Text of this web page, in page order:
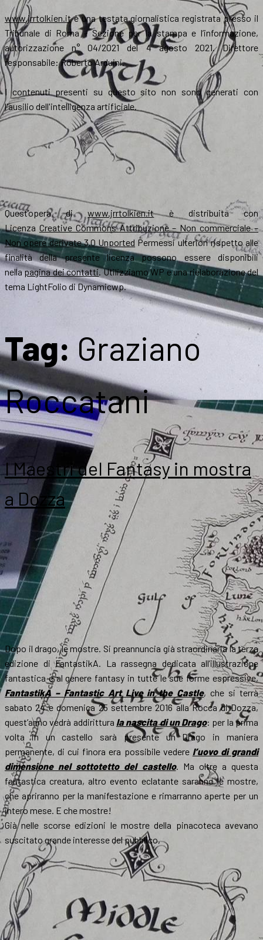
www.jrrtolkien.itè una testata giornalistica registrata presso il
Tribunale di Roma - Sezione per la stampa e l’informazione,
autorizzazione n° 04/2021 del 4 agosto 2021. Direttore
responsabile: Roberto Arduini.
I contenuti presenti su questo sito non sono generati con
l'ausilio dell'intelligenza artificiale.
Quest’opera diwww.jrrtolkien.itè distribuita con
Licenza Creative Commons Attribuzione – Non commerciale –
Non opere derivate 3.0 Unported Permessi ulteriori rispetto alle
finalità della presente licenza possono essere disponibili
nellapagina dei contatti. Utilizziamo WP e una rielaborazione del
tema LightFolio di Dynamicwp.
Tag: Graziano
Roccatani
I Maestri del Fantasy in mostra
a Dozza
Dopo il drago, le mostre. Si preannuncia già straordinaria la terza
edizione di FantastikA. La rassegna dedicata all’illustrazione
fantastica e al genere fantasy in tutte le sue forme espressive,
FantastikA – Fantastic Art Live in the Castle, che si terrà
sabato 24 e domenica 25 settembre 2016 alla Rocca di Dozza,
quest’anno vedrà addirittura la nascita di un Drago: per la prima
volta in un castello sarà presente un Drago in maniera
permanente, di cui finora era possibile vedere l’uovo di grandi
dimensione nel sottotetto del castello. Ma oltre a questa
fantastica creatura, altro evento eclatante saranno le mostre,
che apriranno per la manifestazione e rimarranno aperte per un
intero mese. E che mostre!
Già nelle scorse edizioni le mostre della pinacoteca avevano
suscitato grande interesse del pubblico,